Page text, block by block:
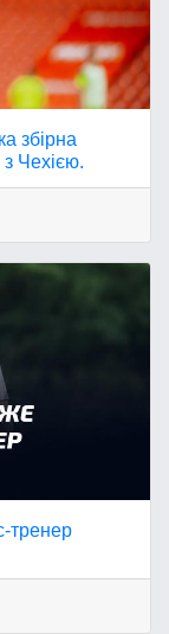
збірна
Чехією.
тренер